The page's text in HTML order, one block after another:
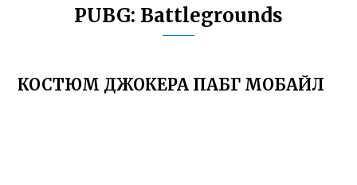
PUBG: Battlegrounds
КОСТЮМ ДЖОКЕРА ПАБГ МОБАЙЛ